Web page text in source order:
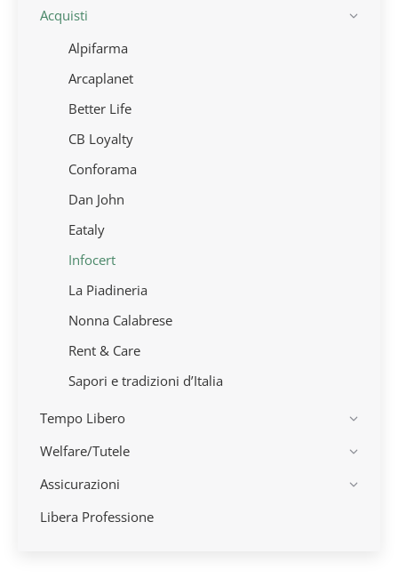
Acquisti
Alpifarma
Arcaplanet
Better Life
CB Loyalty
Conforama
Dan John
Eataly
Infocert
La Piadineria
Nonna Calabrese
Rent & Care
Sapori e tradizioni d’Italia
Tempo Libero
Welfare/Tutele
Assicurazioni
Libera Professione